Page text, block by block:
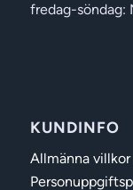
fredag-söndag:
KUNDINFO
Allmänna villkor